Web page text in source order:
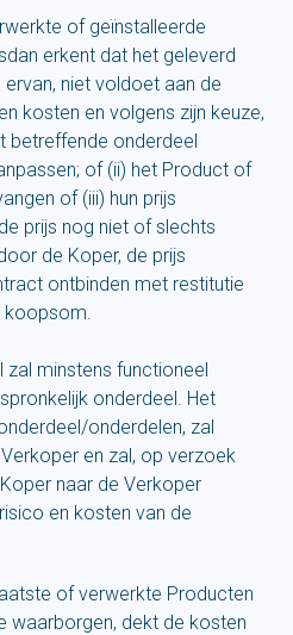
of geïnstalleerde
erkent dat het geleverd
niet voldoet aan de
kosten en volgens zijn keuze,
betreffende onderdeel
of (ii) het Product of
of (iii) hun prijs
prijs nog niet of slechts
de Koper, de prijs
ontbinden met restitutie
koopsom.
zal minstens functioneel
onderdeel. Het
onderdelen, zal
en zal, op verzoek
naar de Verkoper
en kosten van de
of verwerkte Producten
waarborgen, dekt de kosten